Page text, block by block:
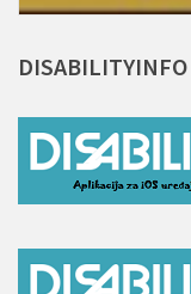
DISABILITYINFO